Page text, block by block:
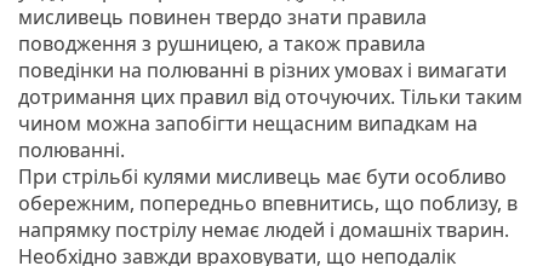
мисливець повинен твердо знати правила
поводження з рушницею, а також правила
поведінки на полюванні в різних умовах і вимагати
дотримання цих правил від оточуючих. Тільки таким
чином можна запобігти нещасним випадкам на
полюванні.
При стрільбі кулями мисливець має бути особливо
обережним, попередньо впевнитись, що поблизу, в
напрямку пострілу немає людей і домашніх тварин.
Необхідно завжди враховувати, що неподалік